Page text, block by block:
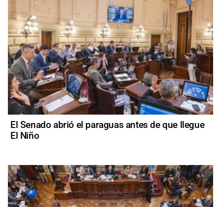
El Senado abrió el paraguas antes de que llegue
El Niño